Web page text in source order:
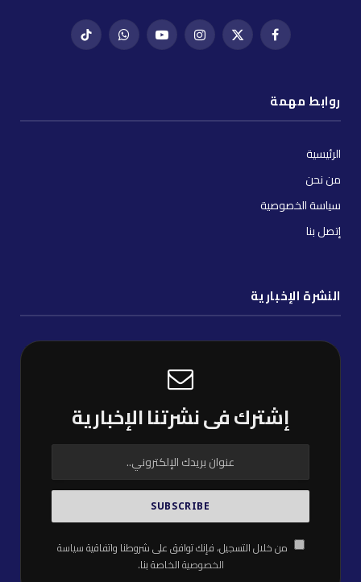
فيسبوكX
إنستغراميوتيوب واتساب تيك
روابط مهمة
الرئيسية
من نحن
سياسة الخصوصية
إتصل بنا
النشرة الإخبارية
إشترك فى نشرتنا الإخبارية
من خلال التسجيل، فإنك توافق على شروطنا واتفاقيةسياسة
الخصوصيةالخاصة بنا.